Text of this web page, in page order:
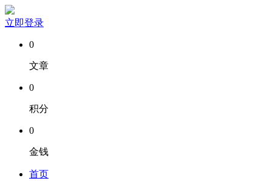
立即登录
0
文章
0
积分
0
金钱
首页